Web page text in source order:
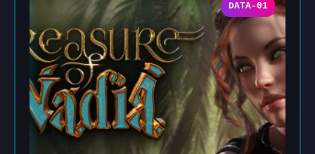
DATA-01